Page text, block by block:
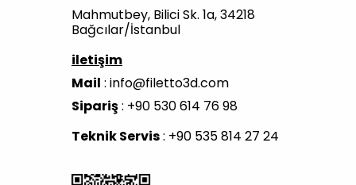
Mahmutbey, Bilici Sk. 1a, 34218
Bağcılar/İstanbul
iletişim
Mail : info@filetto3d.com
Sipariş: +90 530 614 76 98
Teknik Servis: +90 535 814 27 24